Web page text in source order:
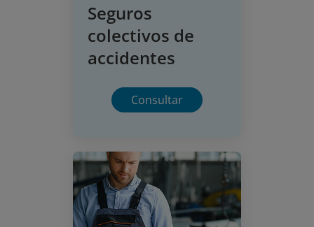
Seguros
colectivos de
accidentes
Consultar